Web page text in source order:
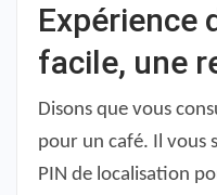
Expérience
facile, une
Disons que vous
pour un café. Il vous
PIN de localisation